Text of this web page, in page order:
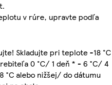
v rúre, upravte podľa
Skladujte pri teplote -18 °C
0 °C/ 1 deň * - 6 °C/ 4
°C alebo nižšej/ do dátumu